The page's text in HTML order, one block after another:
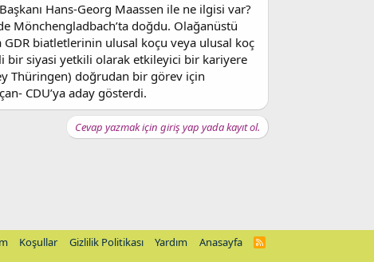
Hans-Georg Maassen ile ne ilgisi var?
Mönchengladbach’ta doğdu. Olağanüstü
biatletlerinin ulusal koçu veya ulusal koç
bir siyasi yetkili olarak etkileyici bir kariyere
Thüringen) doğrudan bir görev için
CDU’ya aday gösterdi.
Cevap yazmak için giriş yap yada kayıt ol.
Koşullar Gizlilik Politikası Yardım Anasayfa
R